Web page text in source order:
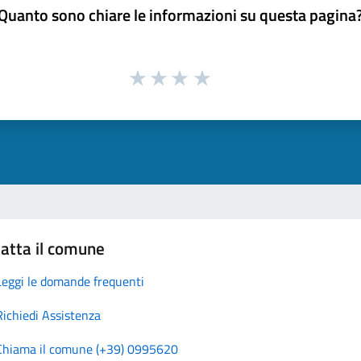
sono chiare le informazioni su questa
il comune
le domande frequenti
Assistenza
il comune (+39) 0995620